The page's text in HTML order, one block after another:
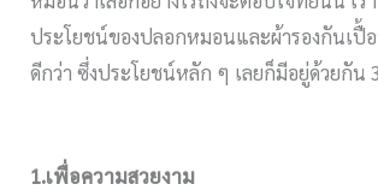
ประโยชน์ของปลอกหมอนและผ้ารองกันเ
ดีกว่า ซึ่งประโยชน์หลัก ๆ เลยก็มีอยู่ด้วยกัน
1.เพื่อความสวยงาม